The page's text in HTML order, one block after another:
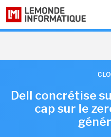
Dell concrétise
cap sur le